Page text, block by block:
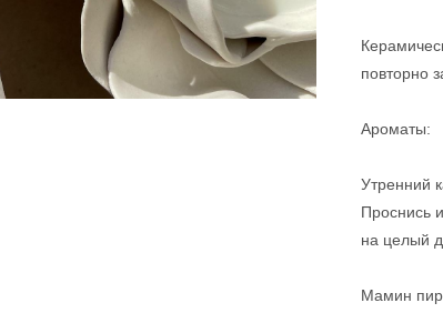
повторно
Ароматы:
Утренний
Проснись
на целый
Мамин